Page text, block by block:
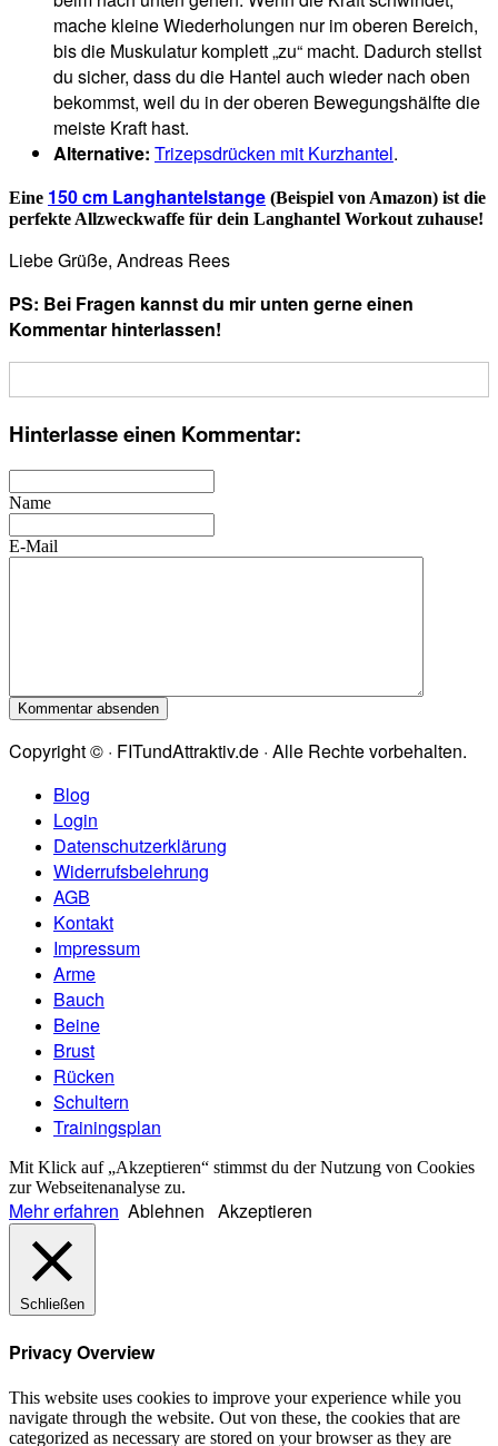
mache kleine Wiederholungen nur im oberen Bereich,
bis die Muskulatur komplett „zu“ macht. Dadurch stellst
du sicher, dass du die Hantel auch wieder nach oben
bekommst, weil du in der oberen Bewegungshälfte die
meiste Kraft hast.
Alternative: Trizepsdrücken mit Kurzhantel.
Eine 150 cm Langhantelstange (Beispiel von Amazon) ist die
perfekte Allzweckwaffe für dein Langhantel Workout zuhause!
Liebe Grüße, Andreas Rees
PS: Bei Fragen kannst du mir unten gerne einen
Kommentar hinterlassen!
Hinterlasse einen Kommentar:
Name
E-Mail
Copyright © · FITundAttraktiv.de · Alle Rechte vorbehalten.
Blog
Login
Datenschutzerklärung
Widerrufsbelehrung
AGB
Kontakt
Impressum
Arme
Bauch
Beine
Brust
Rücken
Schultern
Trainingsplan
Mit Klick auf „Akzeptieren“ stimmst du der Nutzung von Cookies
zur Webseitenanalyse zu.
Mehr erfahren Ablehnen Akzeptieren
Schließen
Privacy Overview
This website uses cookies to improve your experience while you
navigate through the website. Out von these, the cookies that are
categorized as necessary are stored on your browser as they are